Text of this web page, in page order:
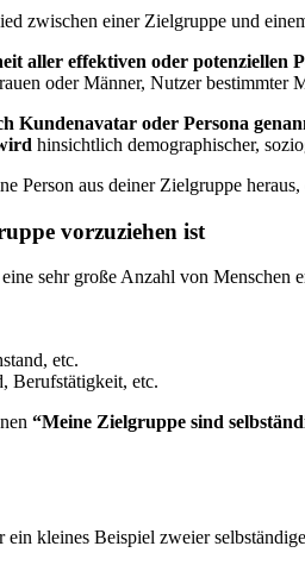
zwischen einer Zielgruppe und
aller effektiven oder
oder Männer, Nutzer bestimmter
Kundenavatar oder Persona
hinsichtlich demographischer,
Person aus deiner Zielgruppe
vorzuziehen ist
sehr große Anzahl von
etc.
Berufstätigkeit, etc.
“Meine Zielgruppe sind
kleines Beispiel zweier